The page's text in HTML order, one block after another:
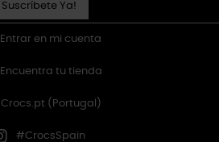
Suscríbete Ya!
Entrar en mi cuenta
Encuentra tu tienda
Crocs.pt (Portugal)
#CrocsSpain